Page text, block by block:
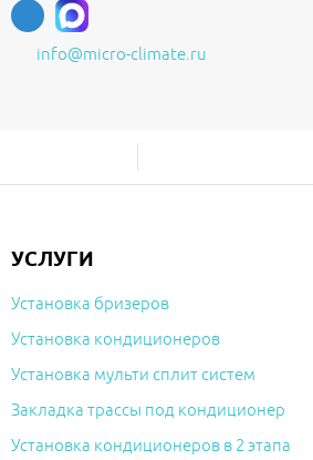
info@micro-climate.ru
УСЛУГИ
Установка бризеров
Установка кондиционеров
Установка мульти сплит систем
Закладка трассы под кондиционер
Установка кондиционеров в 2 этапа